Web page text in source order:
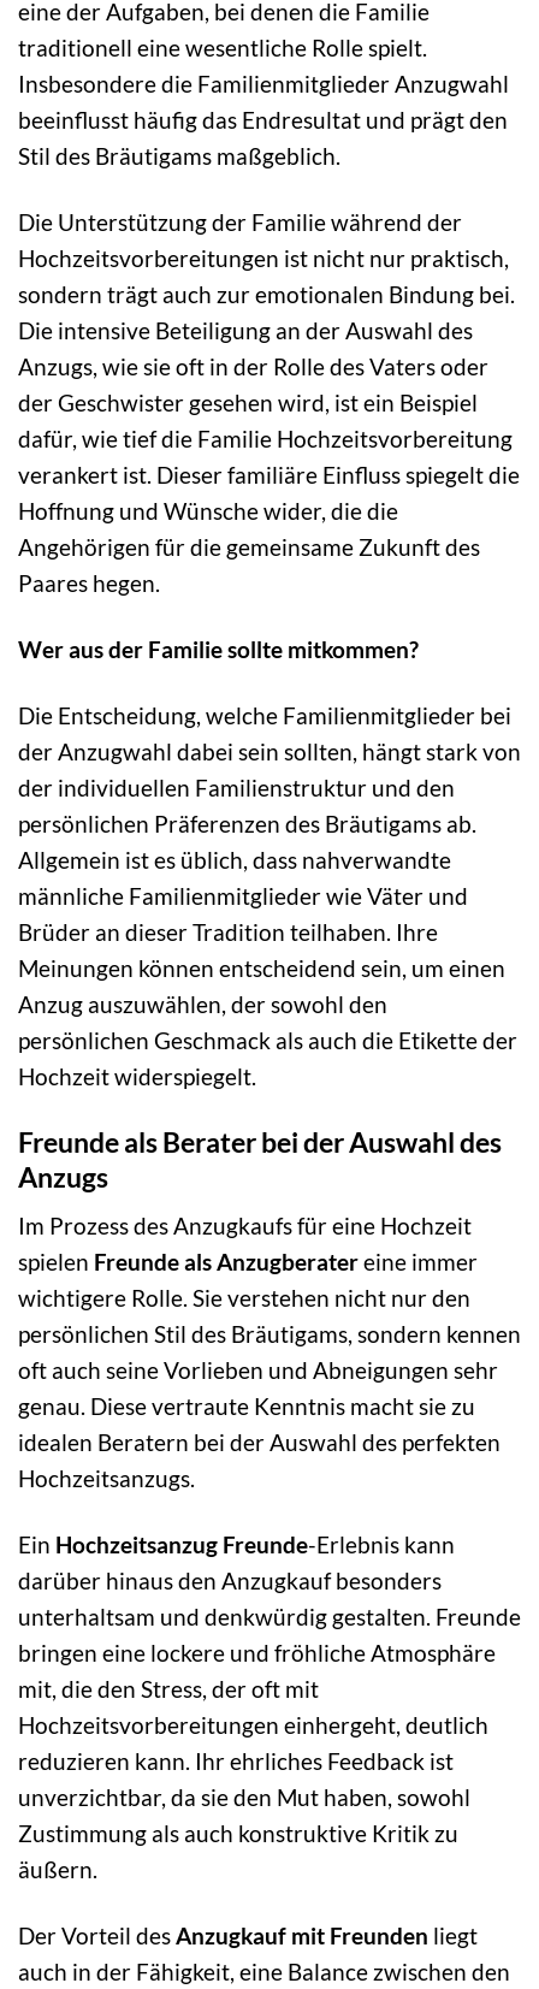
eine der Aufgaben, bei denen die Familie
traditionell eine wesentliche Rolle spielt.
Insbesondere die Familienmitglieder Anzugwahl
beeinflusst häufig das Endresultat und prägt den
Stil des Bräutigams maßgeblich.
Die Unterstützung der Familie während der
Hochzeitsvorbereitungen ist nicht nur praktisch,
sondern trägt auch zur emotionalen Bindung bei.
Die intensive Beteiligung an der Auswahl des
Anzugs, wie sie oft in der Rolle des Vaters oder
der Geschwister gesehen wird, ist ein Beispiel
dafür, wie tief die Familie Hochzeitsvorbereitung
verankert ist. Dieser familiäre Einfluss spiegelt die
Hoffnung und Wünsche wider, die die
Angehörigen für die gemeinsame Zukunft des
Paares hegen.
Wer aus der Familie sollte mitkommen?
Die Entscheidung, welche Familienmitglieder bei
der Anzugwahl dabei sein sollten, hängt stark von
der individuellen Familienstruktur und den
persönlichen Präferenzen des Bräutigams ab.
Allgemein ist es üblich, dass nahverwandte
männliche Familienmitglieder wie Väter und
Brüder an dieser Tradition teilhaben. Ihre
Meinungen können entscheidend sein, um einen
Anzug auszuwählen, der sowohl den
persönlichen Geschmack als auch die Etikette der
Hochzeit widerspiegelt.
Freunde als Berater bei der Auswahl des
Anzugs
Im Prozess des Anzugkaufs für eine Hochzeit
spielen Freunde als Anzugberatereine immer
wichtigere Rolle. Sie verstehen nicht nur den
persönlichen Stil des Bräutigams, sondern kennen
oft auch seine Vorlieben und Abneigungen sehr
genau. Diese vertraute Kenntnis macht sie zu
idealen Beratern bei der Auswahl des perfekten
Hochzeitsanzugs.
Ein Hochzeitsanzug Freunde-Erlebnis kann
darüber hinaus den Anzugkauf besonders
unterhaltsam und denkwürdig gestalten. Freunde
bringen eine lockere und fröhliche Atmosphäre
mit, die den Stress, der oft mit
Hochzeitsvorbereitungen einhergeht, deutlich
reduzieren kann. Ihr ehrliches Feedback ist
unverzichtbar, da sie den Mut haben, sowohl
Zustimmung als auch konstruktive Kritik zu
äußern.
Der Vorteil desAnzugkauf mit Freunden liegt
auch in der Fähigkeit, eine Balance zwischen den